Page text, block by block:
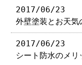
2017/06/23
外壁塗装とお天気
2017/06/23
シート防水のメリ